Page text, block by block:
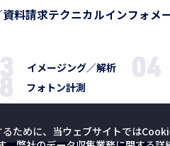
料請求テクニカルインフォメ
イメージング／解析
フォトン計測
ために、当ウェブサイトでは